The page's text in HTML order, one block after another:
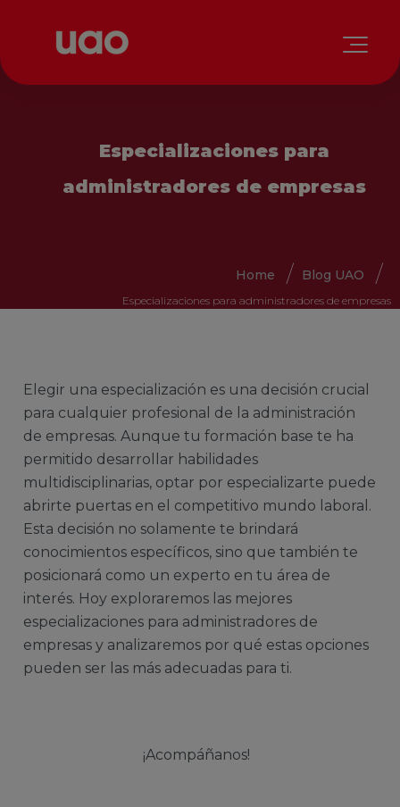
Especializaciones para
administradores de empresas
Home Blog UAO
Especializaciones para administradores de empresas
Elegir una especialización es una decisión crucial
para cualquier profesional de la administración
de empresas. Aunque tu formación base te ha
permitido desarrollar habilidades
multidisciplinarias, optar por especializarte puede
abrirte puertas en el competitivo mundo laboral.
Esta decisión no solamente te brindará
conocimientos específicos, sino que también te
posicionará como un experto en tu área de
interés. Hoy exploraremos las mejores
especializaciones para administradores de
empresas y analizaremos por qué estas opciones
pueden ser las más adecuadas para ti.
¡Acompáñanos!